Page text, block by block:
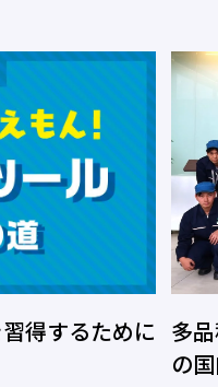
得するために
多
の